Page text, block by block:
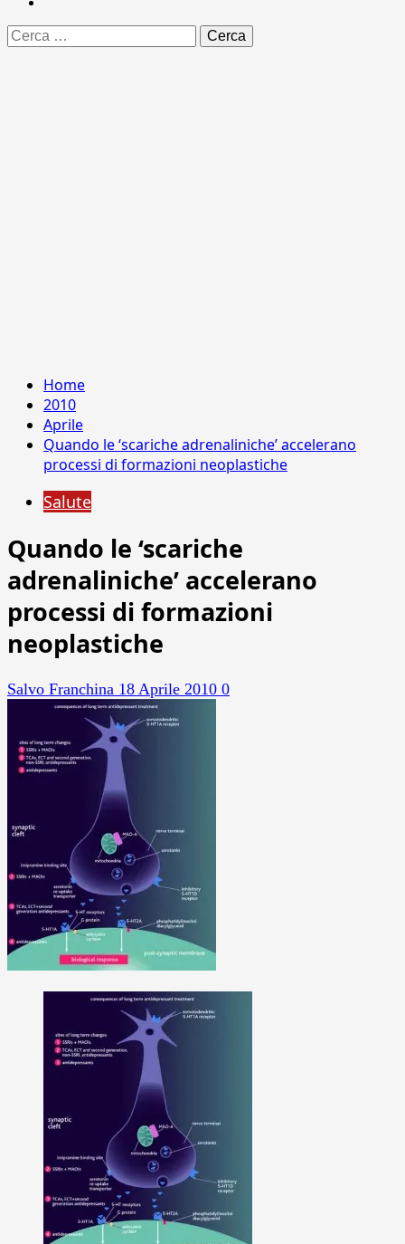
Ricerca
per:
Home
2010
Aprile
Quando le ‘scariche adrenaliniche’ accelerano
processi di formazioni neoplastiche
Salute
Quando le ‘scariche
adrenaliniche’ accelerano
processi di formazioni
neoplastiche
Salvo Franchina 18 Aprile 2010 0